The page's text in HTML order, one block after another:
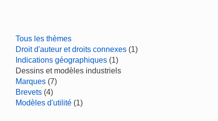
Tous les thèmes
Droit d'auteur et droits connexes (1)
Indications géographiques (1)
Dessins et modèles industriels
Marques (7)
Brevets (4)
Modèles d'utilité (1)